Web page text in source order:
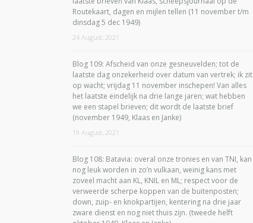
Routekaart, dagen en mijlen tellen (11 november t/m
dinsdag 5 dec 1949)
24 August, 2021
Blog 109: Afscheid van onze gesneuvelden; tot de
laatste dag onzekerheid over datum van vertrek; ik zit
op wacht; vrijdag 11 november inschepen! Van alles
het laatste eindelijk na drie lange jaren; wat hebben
we een stapel brieven; dit wordt de laatste brief
(november 1949, Klaas en Janke)
19 August, 2021
Blog 108: Batavia: overal onze tronies en van TNI, kan
nog leuk worden in zo’n vulkaan, weinig kans met
zoveel macht aan KL, KNIL en ML; respect voor de
verweerde scherpe koppen van de buitenposten;
down, zuip- en knokpartijen, kentering na drie jaar
zware dienst en nog niet thuis zijn. (tweede helft